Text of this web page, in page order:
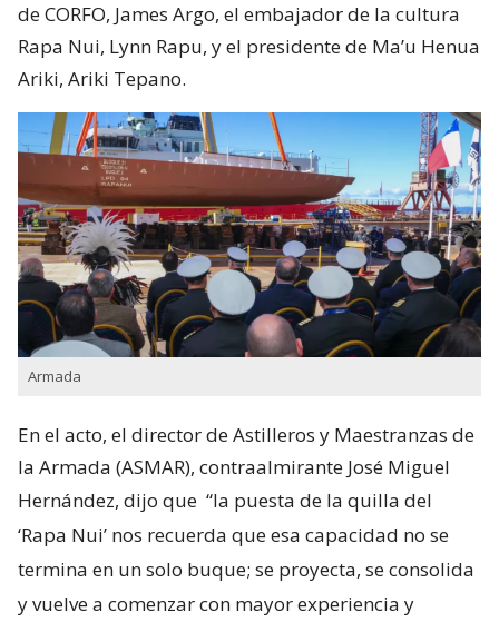
de CORFO, James Argo, el embajador de la cultura
Rapa Nui, Lynn Rapu, y el presidente de Ma’u Henua
Ariki, Ariki Tepano.
Armada
En el acto, el director de Astilleros y Maestranzas de
la Armada (ASMAR), contraalmirante José Miguel
Hernández, dijo que “la puesta de la quilla del
‘Rapa Nui’ nos recuerda que esa capacidad no se
termina en un solo buque; se proyecta, se consolida
y vuelve a comenzar con mayor experiencia y